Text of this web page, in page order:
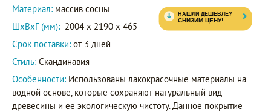
Материал: массив сосны
ШxВxГ (мм): 2004 x 2190 x 465
Срок поставки: от 3 дней
Стиль: Скандинавия
Особенности: Использованы лакокрасочные материалы на
водной основе, которые сохраняют натуральный вид
древесины и ее экологическую чистоту. Данное покрытие